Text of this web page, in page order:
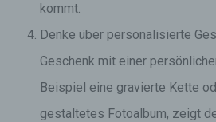
kommt.
Denke über personalisierte
Geschenk mit einer
Beispiel eine gravierte Kette
gestaltetes Fotoalbum, zeigt